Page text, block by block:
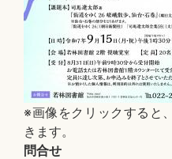
※画像をクリックすると
きます。
問合せ